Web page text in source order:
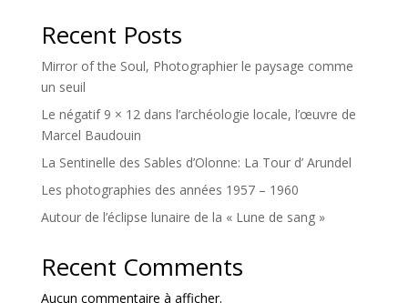
Recent Posts
Mirror of the Soul, Photographier le paysage comme
un seuil
Le négatif 9 × 12 dans l’archéologie locale, l’œuvre de
Marcel Baudouin
La Sentinelle des Sables d’Olonne: La Tour d’ Arundel
Les photographies des années 1957 – 1960
Autour de l’éclipse lunaire de la « Lune de sang »
Recent Comments
Aucun commentaire à afficher.